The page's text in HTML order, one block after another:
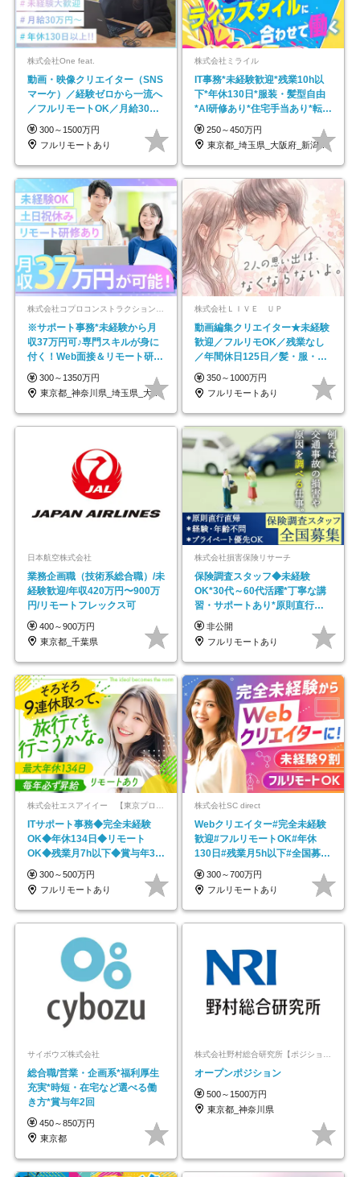
株式会社One feat.
動画・映像クリエイター（SNS
マーケ）／経験ゼロから一流へ
／フルリモートOK／月給30万
円～／年休130日以上
300～1500万円
フルリモートあり
株式会社ミライル
IT事務*未経験歓迎*残業10h以
下*年休130日*服装・髪型自由
*AI研修あり*住宅手当あり*転勤
なし
250～450万円
東京都_埼玉県_大阪府_新潟県_福岡県
※サポート事務*未経験から月
収37万円可♪専門スキルが身に
付く！Web面接＆リモート研修
も充実♪/a
300～1350万円
東京都_神奈川県_埼玉県_大阪府_愛知県…
株式会社ＬＩＶＥ ＵＰ
動画編集クリエイター★未経験
歓迎／フルリモOK／残業なし
／年間休日125日／髪・服・ネ
イル自由／研修充実で安心
350～1000万円
フルリモートあり
日本航空株式会社
業務企画職（技術系総合職）/未
経験歓迎/年収420万円〜900万
円/リモートフレックス可
400～900万円
東京都_千葉県
株式会社損害保険リサーチ
保険調査スタッフ◆未経験
OK*30代～60代活躍*丁寧な講
習・サポートあり*原則直行直
帰／全国募集・業務委託
非公開
フルリモートあり
ITサポート事務◆完全未経験
OK◆年休134日◆リモート
OK◆残業月7h以下◆賞与年3回
◆5年目まで必ず昇給
300～500万円
フルリモートあり
株式会社SC direct
Webクリエイター#完全未経験
歓迎#フルリモートOK#年休
130日#残業月5h以下#全国募集
#最大1年の研修
300～700万円
フルリモートあり
サイボウズ株式会社
総合職/営業・企画系*福利厚生
充実*時短・在宅など選べる働
き方*賞与年2回
450～850万円
東京都
オープンポジション
500～1500万円
東京都_神奈川県